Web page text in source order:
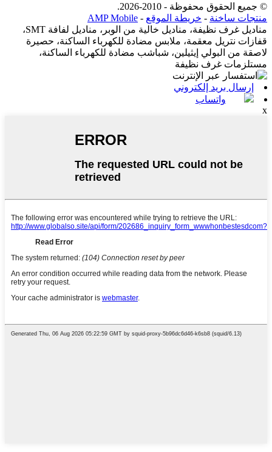
© جميع الحقوق محفوظة - 2010-2026.
منتجات ساخنة - خريطة الموقع -
AMP Mobile
مناديل غرف نظيفة، مناديل خالية من الوبر، مناديل لفافة SMT،
قفازات نتريل معقمة، ملابس مضادة للكهرباء الساكنة، حصيرة
لاصقة من البولي إيثيلين، شباشب مضادة للكهرباء الساكنة،
مستلزمات غرف نظيفة
إرسال بريد إلكتروني
واتساب
x